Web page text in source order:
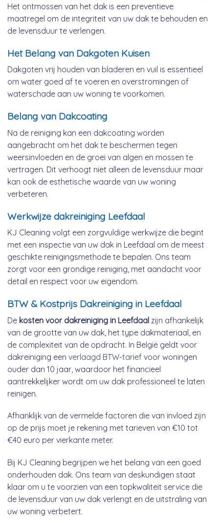
Het ontmossen van het dak is een preventieve
maatregel om de integriteit van uw dak te behouden en
de levensduur te verlengen.
Het Belang van Dakgoten Kuisen
Dakgoten vrij houden van bladeren en vuil is essentieel
om water goed af te voeren en overstromingen of
waterschade aan uw woning te voorkomen.
Belang van Dakcoating
Na de reiniging kan een dakcoating worden
aangebracht om het dak te beschermen tegen
weersinvloeden en de groei van algen en mossen te
vertragen. Dit verhoogt niet alleen de levensduur maar
kan ook de esthetische waarde van uw woning
verbeteren.
Werkwijze dakreiniging Leefdaal
KJ Cleaning volgt een zorgvuldige werkwijze die begint
met een inspectie van uw dak in Leefdaal om de meest
geschikte reinigingsmethode te bepalen. Ons team
zorgt voor een grondige reiniging, met aandacht voor
detail en respect voor uw eigendom.
BTW & Kostprijs Dakreiniging in Leefdaal
De kosten voor dakreiniging in Leefdaal zijn afhankelijk
van de grootte van uw dak, het type dakmateriaal, en
de complexiteit van de opdracht. In België geldt voor
dakreiniging een verlaagd BTW-tarief voor woningen
ouder dan 10 jaar, waardoor het financieel
aantrekkelijker wordt om uw dak professioneel te laten
reinigen.
Afhanklijk van de vermelde factoren die van invloed zijn
op de prijs moet je rekening met tarieven van €10 tot
€40 euro per vierkante meter.
Bij KJ Cleaning begrijpen we het belang van een goed
onderhouden dak. Ons team van deskundigen staat
klaar om u te voorzien van een topkwaliteit service die
de levensduur van uw dak verlengt en de uitstraling van
uw woning verbetert.